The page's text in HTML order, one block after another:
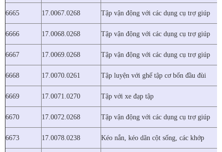
6665 17.0067.0268 Tập vận động với các dụng cụ trợ giúp
6666 17.0068.0268 Tập vận động với các dụng cụ trợ giúp
6667 17.0069.0268 Tập vận động với các dụng cụ trợ giúp
6668 17.0070.0261 Tập luyện với ghế tập cơ bốn đầu đùi
6669 17.0071.0270 Tập với xe đạp tập
6670 17.0072.0268 Tập vận động với các dụng cụ trợ giúp
6673 17.0078.0238 Kéo nắn, kéo dãn cột sống, các khớp